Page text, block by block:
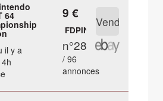
64
il y a
9 €
FDPIN
n°28
/ 96
annonces